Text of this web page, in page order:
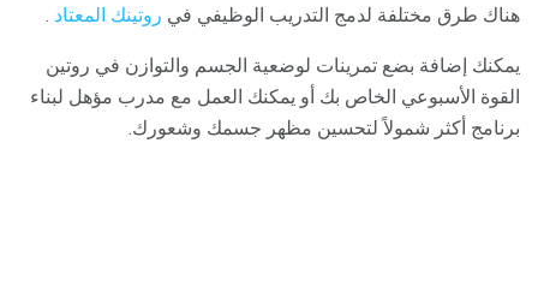
هناك طرق مختلفة لدمج التدريب الوظيفي في روتينك المعتاد .
يمكنك إضافة بضع تمرينات لوضعية الجسم والتوازن في روتين
القوة الأسبوعي الخاص بك أو يمكنك العمل مع مدرب مؤهل لبناء
برنامج أكثر شمولاً لتحسين مظهر جسمك وشعورك.